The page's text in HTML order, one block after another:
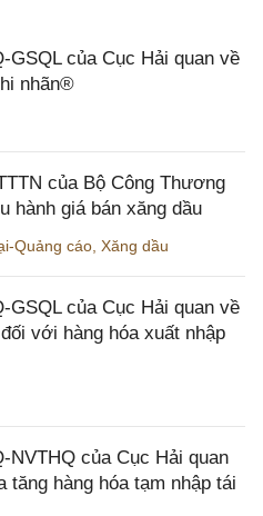
GSQL của Cục Hải quan về
nhãn®
của Bộ Công Thương
hành giá bán xăng dầu
Quảng cáo, Xăng dầu
GSQL của Cục Hải quan về
với hàng hóa xuất nhập
NVTHQ của Cục Hải quan
tăng hàng hóa tạm nhập tái